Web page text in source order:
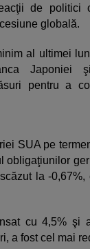
de politici
globală.
al ultimei
Japoniei
pentru a
SUA pe
obligaţiunilor
la -
cu 4,5% şi
a fost cel mai